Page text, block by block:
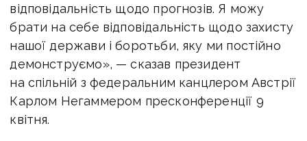
відповідальність щодо прогнозів. Я можу
брати на себе відповідальність щодо захисту
нашої держави і боротьби, яку ми постійно
демонструємо», — сказав президент
на спільній з федеральним канцлером Австрії
Карлом Негаммером пресконференції 9
квітня.